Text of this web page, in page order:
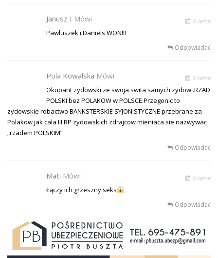
Janusz I Mówi % temu
Pawluszek i Daniels WON!!!
Odpowiadać
Pola Kowalska Mówi % temu
Okupant zydowski ze swoja swita samych zydow .RZAD
POLSKI bez POLAKOW w POLSCE.Przegonic to
zydowskie robactwo BANKSTERSKIE SYJONISTYCZNE przebrane za
Polakow jak cala III RP zydowskich zdrajcow mieniaca sie nazwywac
„rzadem POLSKIM”
Odpowiadać
Mati Mówi % temu
Łączy ich grzeszny seks
Odpowiadać